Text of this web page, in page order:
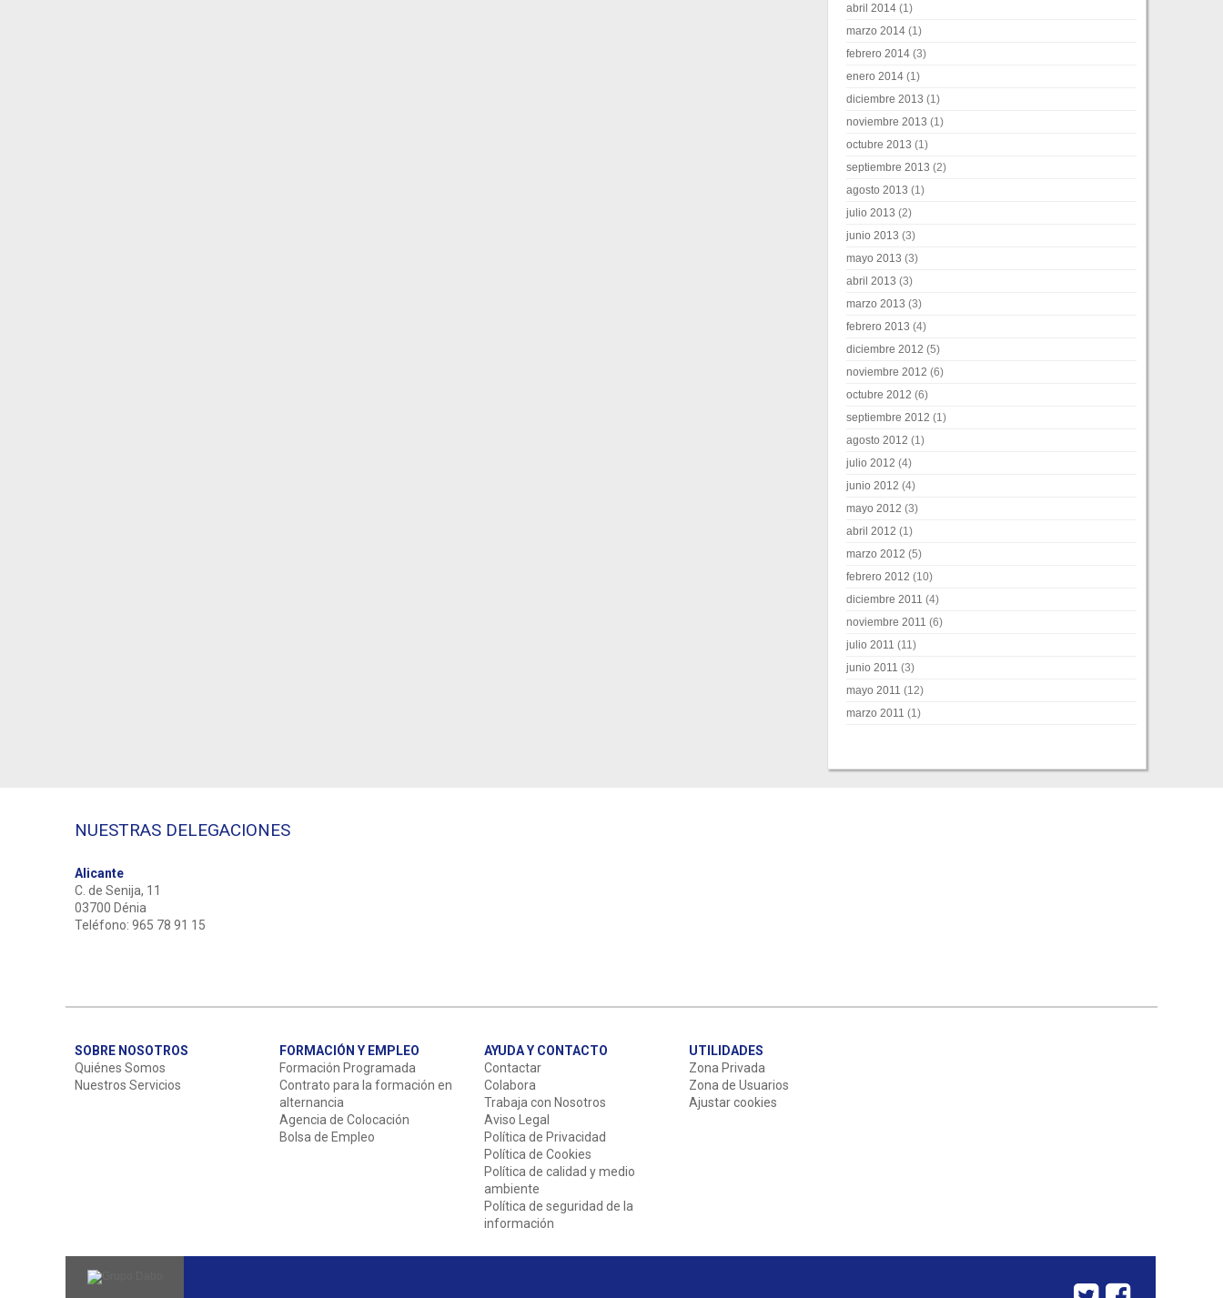
abril 2014 (1)
marzo 2014 (1)
febrero 2014 (3)
enero 2014 (1)
diciembre 2013 (1)
noviembre 2013 (1)
octubre 2013 (1)
septiembre 2013 (2)
agosto 2013 (1)
julio 2013 (2)
junio 2013 (3)
mayo 2013 (3)
abril 2013 (3)
marzo 2013 (3)
febrero 2013 (4)
diciembre 2012 (5)
noviembre 2012 (6)
octubre 2012 (6)
septiembre 2012 (1)
agosto 2012 (1)
julio 2012 (4)
junio 2012 (4)
mayo 2012 (3)
abril 2012 (1)
marzo 2012 (5)
febrero 2012 (10)
diciembre 2011 (4)
noviembre 2011 (6)
julio 2011 (11)
junio 2011 (3)
mayo 2011 (12)
marzo 2011 (1)
NUESTRAS DELEGACIONES
Alicante
C. de Senija, 11
03700 Dénia
Teléfono: 965 78 91 15
SOBRE NOSOTROS
Quiénes Somos
Nuestros Servicios
FORMACIÓN Y EMPLEO
Formación Programada
Contrato para la formación en
alternancia
Agencia de Colocación
Bolsa de Empleo
AYUDA Y CONTACTO
Contactar
Colabora
Trabaja con Nosotros
Aviso Legal
Política de Privacidad
Política de Cookies
Política de calidad y medio
ambiente
Política de seguridad de la
información
UTILIDADES
Zona Privada
Zona de Usuarios
Ajustar cookies